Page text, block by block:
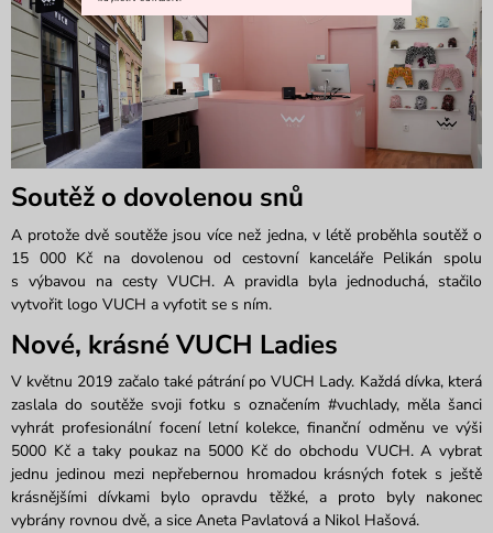
Soutěž o dovolenou snů
A protože dvě soutěže jsou více než jedna, v létě proběhla soutěž o
15 000 Kč na dovolenou od cestovní kanceláře Pelikán spolu
s výbavou na cesty VUCH. A pravidla byla jednoduchá, stačilo
vytvořit logo VUCH a vyfotit se s ním.
Nové, krásné VUCH Ladies
V květnu 2019 začalo také pátrání po VUCH Lady. Každá dívka, která
zaslala do soutěže svoji fotku s označením #vuchlady, měla šanci
vyhrát profesionální focení letní kolekce, finanční odměnu ve výši
5000 Kč a taky poukaz na 5000 Kč do obchodu VUCH. A vybrat
jednu jedinou mezi nepřebernou hromadou krásných fotek s ještě
krásnějšími dívkami bylo opravdu těžké, a proto byly nakonec
vybrány rovnou dvě, a sice Aneta Pavlatová a Nikol Hašová.